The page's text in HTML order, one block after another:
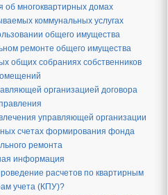
многоквартирных домах
коммунальных услугах
общего имущества
ремонте общего имущества
общих собраниях собственников
организацией договора
управляющей организации
счетах формирования фонда
ремонта
информация
расчетов по квартирным
учета (КПУ)?